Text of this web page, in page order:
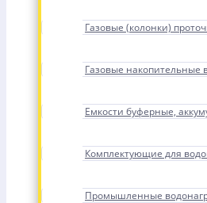
Газовые (колонки)
Газовые накопительные
Емкости буферные,
Комплектующие для
Промышленные